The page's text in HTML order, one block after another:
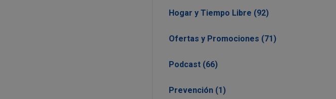
Hogar y Tiempo Libre (92)
Ofertas y Promociones (71)
Podcast (66)
Prevención (1)